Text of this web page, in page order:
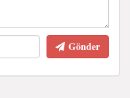
Gönder